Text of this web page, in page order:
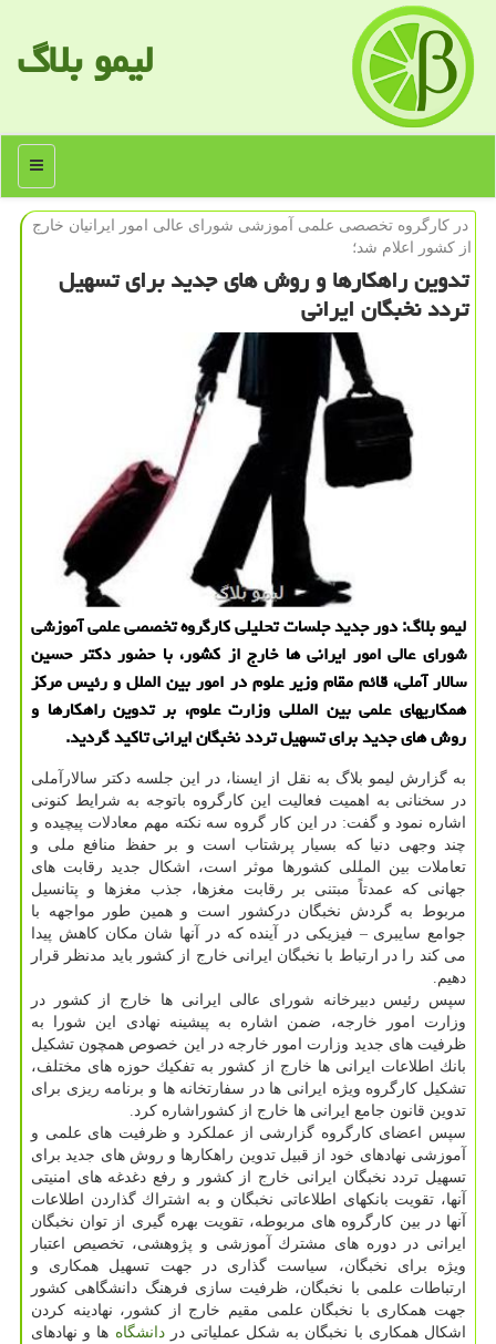
لیمو بلاگ
منو
در كارگروه تخصصی علمی آموزشی شورای عالی امور ایرانیان خارج
از كشور اعلام شد؛
تدوین راهكارها و روش های جدید برای تسهیل
تردد نخبگان ایرانی
لیمو بلاگ: دور جدید جلسات تحلیلی كارگروه تخصصی علمی آموزشی
شورای عالی امور ایرانی ها خارج از كشور، با حضور دكتر حسین
سالار آملی، قائم مقام وزیر علوم در امور بین الملل و رئیس مركز
همكاریهای علمی بین المللی وزارت علوم، بر تدوین راهكارها و
روش های جدید برای تسهیل تردد نخبگان ایرانی تاكید گردید.
به گزارش لیمو بلاگ به نقل از ایسنا، در این جلسه دكتر سالارآملی
در سخنانی به اهمیت فعالیت این كارگروه باتوجه به شرایط كنونی
اشاره نمود و گفت: در این كار گروه سه نكته مهم معادلات پیچیده و
چند وجهی دنیا كه بسیار پرشتاب است و بر حفظ منافع ملی و
تعاملات بین المللی كشورها موثر است، اشكال جدید رقابت های
جهانی كه عمدتاً مبتنی بر رقابت مغزها، جذب مغزها و پتانسیل
مربوط به گردش نخبگان دركشور است و همین طور مواجهه با
جوامع سایبری – فیزیكی در آینده كه در آنها شان مكان كاهش پیدا
می كند را در ارتباط با نخبگان ایرانی خارج از كشور باید مدنظر قرار
دهیم.
سپس رئیس دبیرخانه شورای عالی ایرانی ها خارج از كشور در
وزارت امور خارجه، ضمن اشاره به پیشینه نهادی این شورا به
ظرفیت های جدید وزارت امور خارجه در این خصوص همچون تشكیل
بانك اطلاعات ایرانی ها خارج از كشور به تفكیك حوزه های مختلف،
تشكیل كارگروه ویژه ایرانی ها در سفارتخانه ها و برنامه ریزی برای
تدوین قانون جامع ایرانی ها خارج از كشوراشاره كرد.
سپس اعضای كارگروه گزارشی از عملكرد و ظرفیت های علمی و
آموزشی نهادهای خود از قبیل تدوین راهكارها و روش های جدید برای
تسهیل تردد نخبگان ایرانی خارج از كشور و رفع دغدغه های امنیتی
آنها، تقویت بانكهای اطلاعاتی نخبگان و به اشتراك گذاردن اطلاعات
آنها در بین كارگروه های مربوطه، تقویت بهره گیری از توان نخبگان
ایرانی در دوره های مشترك آموزشی و پژوهشی، تخصیص اعتبار
ویژه برای نخبگان، سیاست گذاری در جهت تسهیل همكاری و
ارتباطات علمی با نخبگان، ظرفیت سازی فرهنگ دانشگاهی كشور
جهت همكاری با نخبگان علمی مقیم خارج از كشور، نهادینه كردن
اشكال همكاری با نخبگان به شكل عملیاتی دردانشگاه ها و نهادهای